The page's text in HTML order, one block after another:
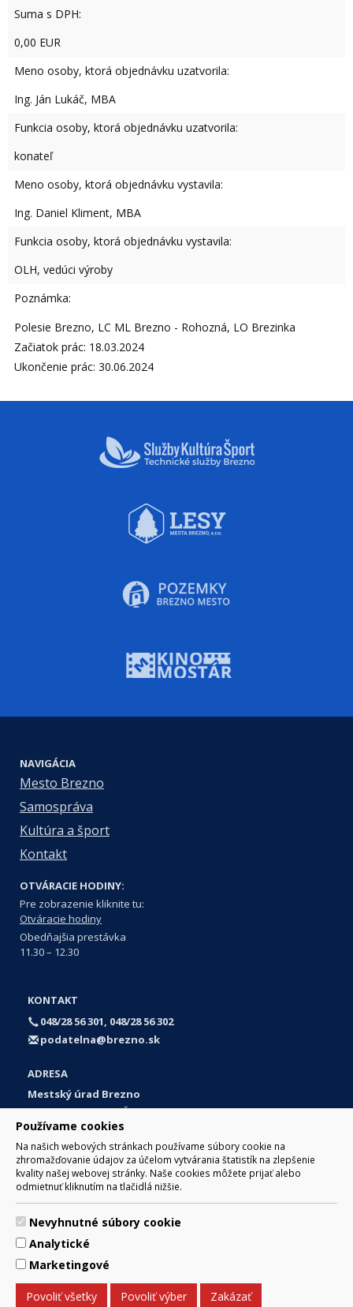
Používame cookies
Na našich webových stránkach používame súbory cookie na
zhromažďovanie údajov za účelom vytvárania štatistík na zlepšenie
kvality našej webovej stránky. Naše cookies môžete prijať alebo
odmietnuť kliknutím na tlačidlá nižšie.
Nevyhnutné súbory cookie
Analytické
Marketingové
Povoliť všetky Povoliť výber Zakázať
Suma s DPH:
0,00 EUR
Meno osoby, ktorá objednávku uzatvorila:
Ing. Ján Lukáč, MBA
Funkcia osoby, ktorá objednávku uzatvorila:
konateľ
Meno osoby, ktorá objednávku vystavila:
Ing. Daniel Kliment, MBA
Funkcia osoby, ktorá objednávku vystavila:
OLH, vedúci výroby
Poznámka:
Polesie Brezno, LC ML Brezno - Rohozná, LO Brezinka
Začiatok prác: 18.03.2024
Ukončenie prác: 30.06.2024
NAVIGÁCIA
Mesto Brezno
Samospráva
Kultúra a šport
Kontakt
OTVÁRACIE HODINY:
Pre zobrazenie kliknite tu:
Otváracie hodiny
Obedňajšia prestávka
11.30 – 12.30
KONTAKT
048/28 56 301, 048/28 56 302
podatelna@brezno.sk
ADRESA
Mestský úrad Brezno
Námestie gen. M. R. Štefánika 1
977 01 Brezno
Slovakia (Slovak Republic)
© 2017 Mesto Brezno, Námestie gen. M. R. Štefánika 1, Brezno
977 01 Tel.: 048/28 56 301, 048/28 56 302 Email:
Za obsah zodpovedá Mesto Brezno. Technický prevádzkovateľ:
Arrabella, s.r.o. , Pod Donátom 12/136 Žiar nad Hronom 965 01
podpora@internetova-stranka.sk